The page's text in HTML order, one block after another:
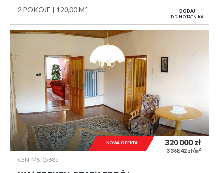
2 POKOJE 120,00 M² DODAJ
DO NOTATNIKA
CEN-MS-15685
320 000zł
3 368,42 zł/m2
NOWA OFERTA